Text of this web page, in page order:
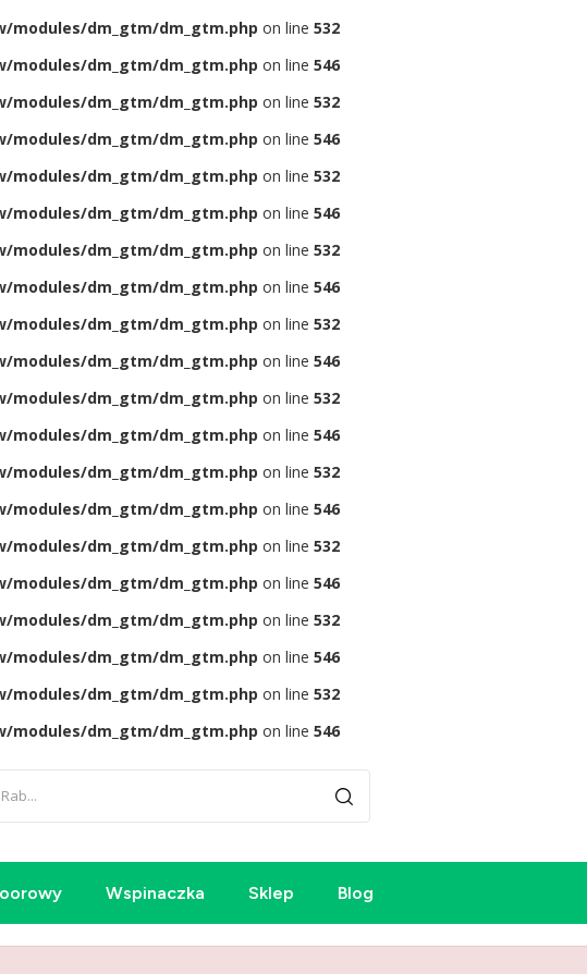
dm_gtm/dm_gtm.php on line 532
dm_gtm/dm_gtm.php on line 546
dm_gtm/dm_gtm.php on line 532
dm_gtm/dm_gtm.php on line 546
dm_gtm/dm_gtm.php on line 532
dm_gtm/dm_gtm.php on line 546
dm_gtm/dm_gtm.php on line 532
dm_gtm/dm_gtm.php on line 546
dm_gtm/dm_gtm.php on line 532
dm_gtm/dm_gtm.php on line 546
dm_gtm/dm_gtm.php on line 532
dm_gtm/dm_gtm.php on line 546
dm_gtm/dm_gtm.php on line 532
dm_gtm/dm_gtm.php on line 546
dm_gtm/dm_gtm.php on line 532
dm_gtm/dm_gtm.php on line 546
dm_gtm/dm_gtm.php on line 532
dm_gtm/dm_gtm.php on line 546
dm_gtm/dm_gtm.php on line 532
dm_gtm/dm_gtm.php on line 546
Wspinaczka Sklep Blog